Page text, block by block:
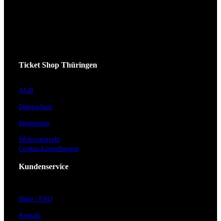
Ticket Shop Thüringen
AGB
Datenschutz
Impressum
Widerrufsrecht
Cookie-Einstellungen
Kundenservice
Hilfe / FAQ
Kontakt